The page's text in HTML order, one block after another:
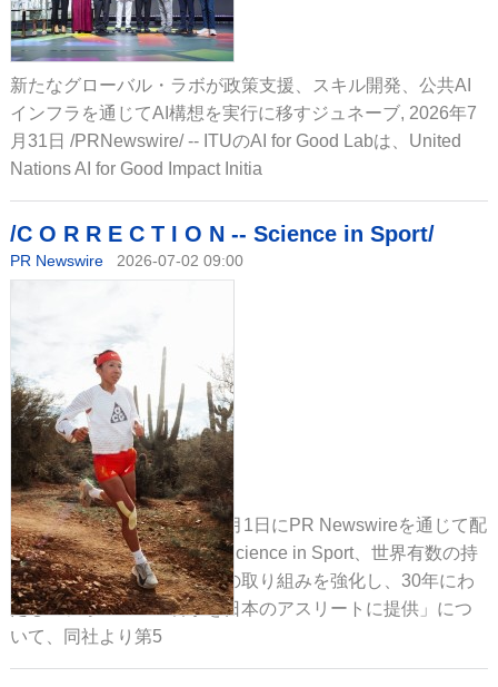
新たなグローバル・ラボが政策支援、スキル開発、公共AI
インフラを通じてAI構想を実行に移すジュネーブ, 2026年7
月31日 /PRNewswire/ -- ITUのAI for Good Labは、United
Nations AI for Good Impact Initia
/C O R R E C T I O N -- Science in Sport/
PR Newswire 2026-07-02 09:00
Science in Sportが2026年7月1日にPR Newswireを通じて配
信したニュースリリース「Science in Sport、世界有数の持
久系スポーツ大国・日本への取り組みを強化し、30年にわ
たるパフォーマンス科学を日本のアスリートに提供」につ
いて、同社より第5